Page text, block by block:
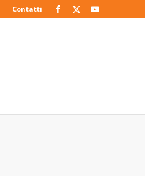
Contatti